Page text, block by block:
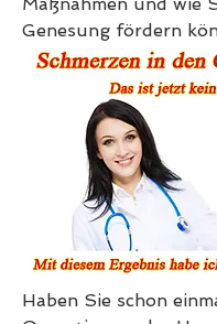
Genesung fördern
Haben Sie schon